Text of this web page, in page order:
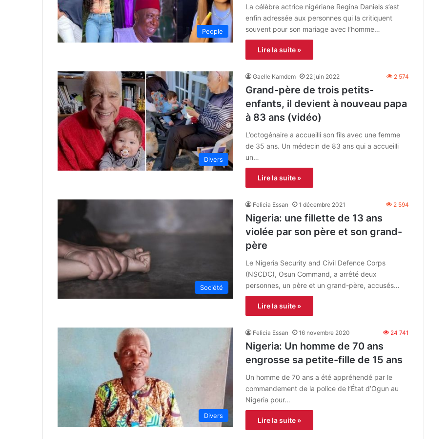
People
La célèbre actrice nigériane Regina Daniels s’est
enfin adressée aux personnes qui la critiquent
souvent pour son mariage avec l’homme…
Lire la suite »
Divers
Gaelle Kamdem 22 juin 2022 2 574
Grand-père de trois petits-
enfants, il devient à nouveau papa
à 83 ans (vidéo)
L’octogénaire a accueilli son fils avec une femme
de 35 ans. Un médecin de 83 ans qui a accueilli
un…
Lire la suite »
Société
Felicia Essan 1 décembre 2021 2 594
Nigeria: une fillette de 13 ans
violée par son père et son grand-
père
Le Nigeria Security and Civil Defence Corps
(NSCDC), Osun Command, a arrêté deux
personnes, un père et un grand-père, accusés…
Lire la suite »
Divers
Felicia Essan 16 novembre 2020 24 741
Nigeria: Un homme de 70 ans
engrosse sa petite-fille de 15 ans
Un homme de 70 ans a été appréhendé par le
commandement de la police de l’État d’Ogun au
Nigeria pour…
Lire la suite »